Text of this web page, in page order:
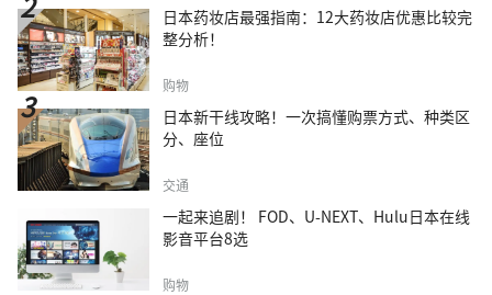
日本药妆店最强指南：12大药妆店优惠比较完
整分析！
购物
日本新干线攻略！一次搞懂购票方式、种类区
分、座位
交通
一起来追剧！ FOD、U-NEXT、Hulu日本在线
影音平台8选
购物